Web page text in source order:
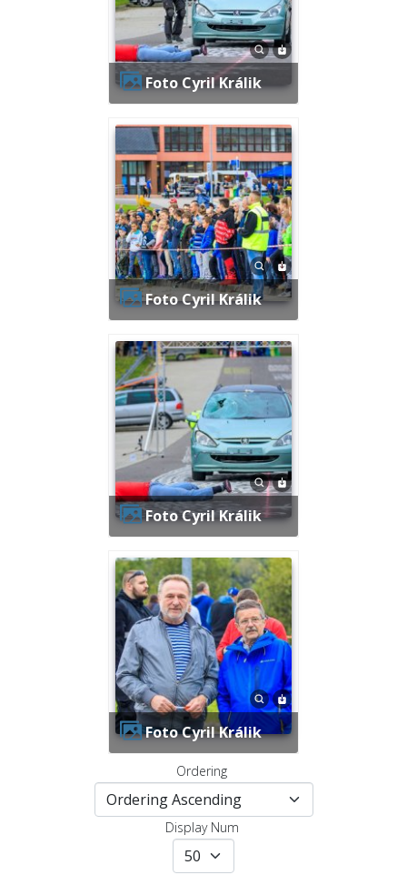
Foto Cyril Králik
Foto Cyril Králik
Foto Cyril Králik
Foto Cyril Králik
Ordering
Display Num